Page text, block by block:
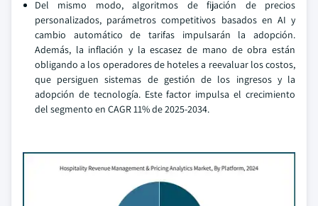
Del mismo modo, algoritmos de fijación de precios
personalizados, parámetros competitivos basados en AI y
cambio automático de tarifas impulsarán la adopción.
Además, la inflación y la escasez de mano de obra están
obligando a los operadores de hoteles a reevaluar los costos,
que persiguen sistemas de gestión de los ingresos y la
adopción de tecnología. Este factor impulsa el crecimiento
del segmento en CAGR 11% de 2025-2034.